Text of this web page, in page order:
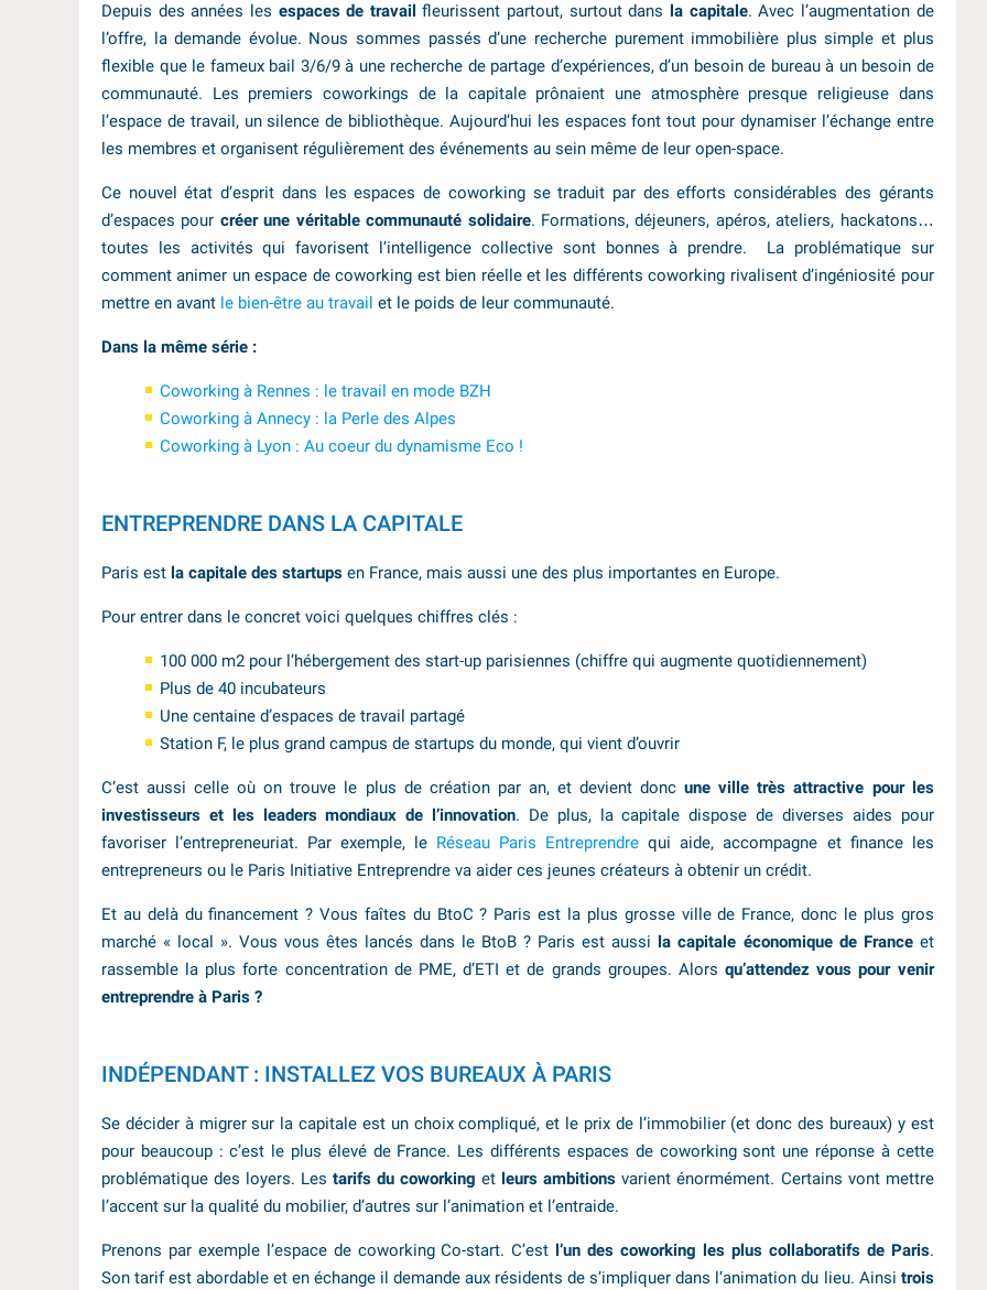
Depuis des années les espaces de travail fleurissent partout, surtout dans la capitale. Avec l’augmentation de
l’offre, la demande évolue. Nous sommes passés d’une recherche purement immobilière plus simple et plus
flexible que le fameux bail 3/6/9 à une recherche de partage d’expériences, d’un besoin de bureau à un besoin de
communauté. Les premiers coworkings de la capitale prônaient une atmosphère presque religieuse dans
l’espace de travail, un silence de bibliothèque. Aujourd’hui les espaces font tout pour dynamiser l’échange entre
les membres et organisent régulièrement des événements au sein même de leur open-space.
Ce nouvel état d’esprit dans les espaces de coworking se traduit par des efforts considérables des gérants
d’espaces pour créer une véritable communauté solidaire. Formations, déjeuners, apéros, ateliers, hackatons…
toutes les activités qui favorisent l’intelligence collective sont bonnes à prendre. La problématique sur
comment animer un espace de coworking est bien réelle et les différents coworking rivalisent d’ingéniosité pour
mettre en avant le bien-être au travail et le poids de leur communauté.
Dans la même série :
Coworking à Rennes : le travail en mode BZH
Coworking à Annecy : la Perle des Alpes
Coworking à Lyon : Au coeur du dynamisme Eco !
ENTREPRENDRE DANS LA CAPITALE
Paris est la capitale des startups en France, mais aussi une des plus importantes en Europe.
Pour entrer dans le concret voici quelques chiffres clés :
100 000 m2 pour l’hébergement des start-up parisiennes (chiffre qui augmente quotidiennement)
Plus de 40 incubateurs
Une centaine d’espaces de travail partagé
Station F, le plus grand campus de startups du monde, qui vient d’ouvrir
C’est aussi celle où on trouve le plus de création par an, et devient doncune ville très attractive pour les
investisseurs et les leaders mondiaux de l’innovation. De plus, la capitale dispose de diverses aides pour
favoriser l’entrepreneuriat. Par exemple, le Réseau Paris Entreprendre qui aide, accompagne et finance les
entrepreneurs ou le Paris Initiative Entreprendre va aider ces jeunes créateurs à obtenir un crédit.
Et au delà du financement ? Vous faîtes du BtoC ? Paris est la plus grosse ville de France, donc le plus gros
marché « local ». Vous vous êtes lancés dans le BtoB ? Paris est aussi la capitale économique de Franceet
rassemble la plus forte concentration de PME, d’ETI et de grands groupes. Alorsqu’attendez vous pour venir
entreprendre à Paris ?
INDÉPENDANT : INSTALLEZ VOS BUREAUX À PARIS
Se décider à migrer sur la capitale est un choix compliqué, et le prix de l’immobilier (et donc des bureaux) y est
pour beaucoup : c’est le plus élevé de France. Les différents espaces de coworking sont une réponse à cette
problématique des loyers. Lestarifs du coworking et leurs ambitions varient énormément. Certains vont mettre
l’accent sur la qualité du mobilier, d’autres sur l’animation et l’entraide.
Prenons par exemple l’espace de coworking Co-start. C’est l’un des coworking les plus collaboratifs de Paris.
Son tarif est abordable et en échange il demande aux résidents de s’impliquer dans l’animation du lieu. Ainsi trois